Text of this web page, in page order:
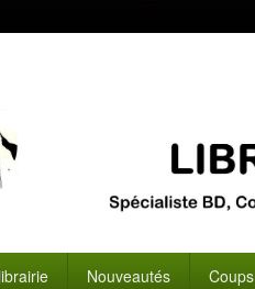
Nouveautés